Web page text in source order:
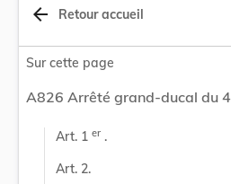
arrow_back Retour accueil
Sur cette page
Art. 1 er .
Art. 2.